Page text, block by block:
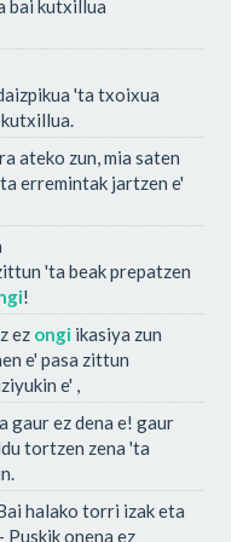
bai kutxillua
'ta txoixua
ateko zun, mia saten
erremintak jartzen e'
'ta beak prepatzen
!
ez ongi ikasiya zun
e' pasa zittun
e' ,
gaur ez dena e! gaur
tortzen zena 'ta
halako torri izak eta
Puskik onena ez